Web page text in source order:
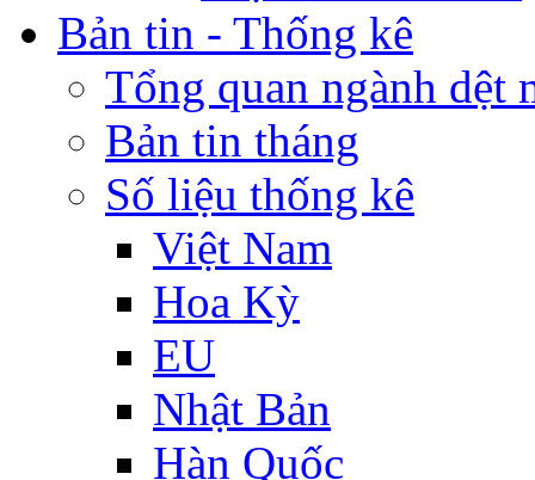
Bản tin - Thống kê
Tổng quan ngành dệt
Bản tin tháng
Số liệu thống kê
Việt Nam
Hoa Kỳ
EU
Nhật Bản
Hàn Quốc